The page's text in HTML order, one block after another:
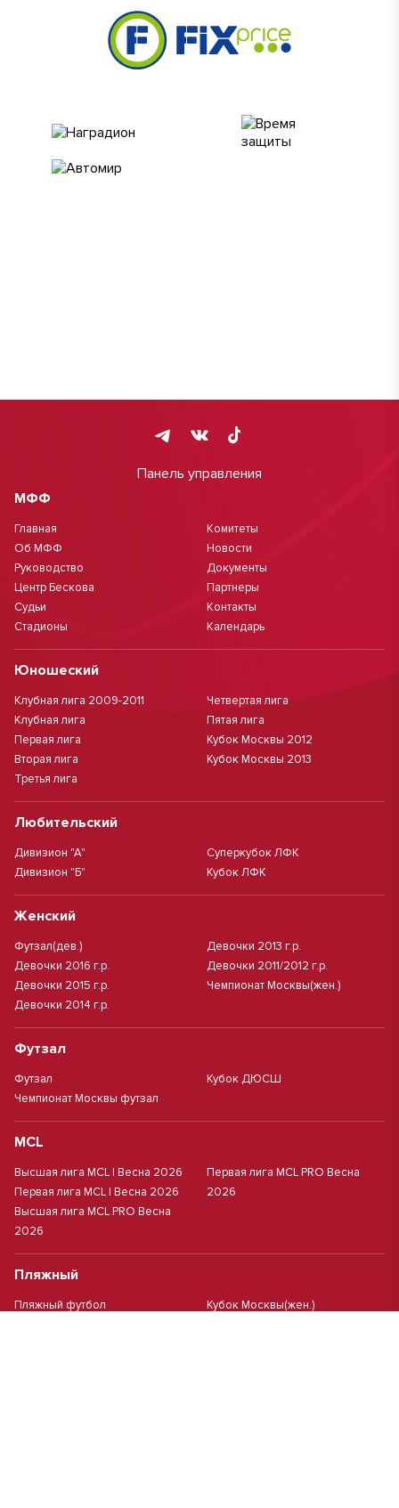
Панель управления
МФФ
Главная
Об МФФ
Руководство
Центр Бескова
Судьи
Стадионы
Комитеты
Новости
Документы
Партнеры
Контакты
Календарь
Юношеский
Клубная лига 2009-2011
Клубная лига
Первая лига
Вторая лига
Третья лига
Четвертая лига
Пятая лига
Кубок Москвы 2012
Кубок Москвы 2013
Любительский
Дивизион "А"
Дивизион "Б"
Суперкубок ЛФК
Кубок ЛФК
Женский
Футзал(дев.)
Девочки 2016 г.р.
Девочки 2015 г.р.
Девочки 2014 г.р.
Девочки 2013 г.р.
Девочки 2011/2012 г.р.
Чемпионат Москвы(жен.)
Футзал
Футзал
Чемпионат Москвы футзал
Кубок ДЮСШ
MCL
Высшая лига MCL | Весна 2026
Первая лига MCL | Весна 2026
Высшая лига MCL PRO Весна
2026
Первая лига MCL PRO Весна
2026
Пляжный
Пляжный футбол Кубок Москвы(жен.)